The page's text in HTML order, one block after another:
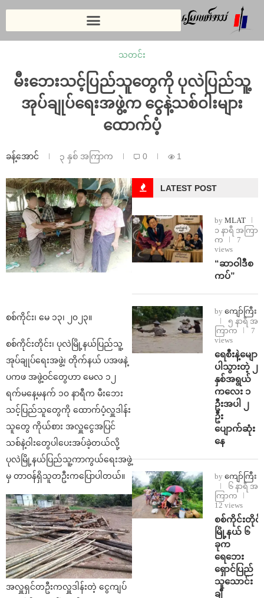
သတင်း
မီးဘေးသင့်ပြည်သူတွေကို ပုလဲပြည်သူ့
အုပ်ချုပ်ရေးအဖွဲ့က ငွေနဲ့သစ်ဝါးများ
ထောက်ပံ့
ခန့်အောင် ၃ နှစ် အကြာက 0 1
စစ်ကိုင်း၊ မေ ၁၃၊ ၂၀၂၃။
စစ်ကိုင်းတိုင်း၊ ပုလဲမြို့နယ်ပြည်သူ့
အုပ်ချုပ်ရေးအဖွဲ့၊ တိုက်နယ် ပအဖနဲ့
ပကဖ အဖွဲ့ဝင်တွေဟာ မေလ ၁၂
ရက်မနေ့မနက် ၁၀ နာရီက မီးဘေး
သင့်ပြည်သူတွေကို ထောက်ပံ့လှူဒါန်း
သူတွေ ကိုယ်စား အလှူငွေအပြင်
သစ်နဲ့ဝါးတွေပါပေးအပ်ခဲ့တယ်လို့
ပုလဲမြို့နယ်ပြည်သူ့ကာကွယ်ရေးအဖွဲ့
မှ တာဝန်ရှိသူတဦးကပြောပါတယ်။
အလှူရှင်တဦးကလှူဒါန်းတဲ့ ငွေကျပ်
LATEST POST
by MLAT
၁ နာရီ အကြာ
က
7
views
“ဆာဝါဒီစ
ကပ်”
by ကျော်ကြီး
၅ နာရီ အ
ကြာက
7
views
ရေစီးနဲ့မျော
ပါသွားတဲ့ ၂
နှစ်အရွယ်
ကလေး ၁
ဦးအပါ ၂
ဦး
ပျောက်ဆုံး
နေ
by ကျော်ကြီး
၆ နာရီ အ
ကြာက
12 views
စစ်ကိုင်းတိုင်း
မြို့နယ် ၆
ခုက
ရေဘေး
ရှောင်ပြည်
သူသောင်း
ချီ